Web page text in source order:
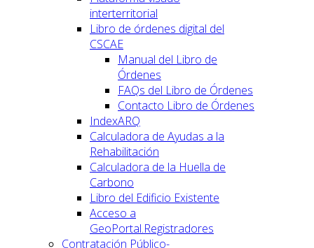
interterritorial
Libro de órdenes digital del
CSCAE
Manual del Libro de
Órdenes
FAQs del Libro de Órdenes
Contacto Libro de Órdenes
IndexARQ
Calculadora de Ayudas a la
Rehabilitación
Calculadora de la Huella de
Carbono
Libro del Edificio Existente
Acceso a
GeoPortal.Registradores
Contratación Público-